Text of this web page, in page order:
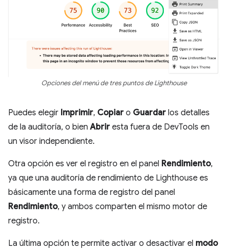
Opciones del menú de tres puntos de Lighthouse
Puedes elegir Imprimir, Copiar o Guardar los detalles
de la auditoría, o bienAbrir esta fuera de DevTools en
un visor independiente.
Otra opción es ver el registro en el panel Rendimiento,
ya que una auditoría de rendimiento de Lighthouse es
básicamente una forma de registro del panel
Rendimiento, y ambos comparten el mismo motor de
registro.
La última opción te permite activar o desactivar el modo